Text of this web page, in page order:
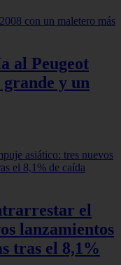
al Peugeot
grande y un
el
lanzamientos
tras el 8,1%